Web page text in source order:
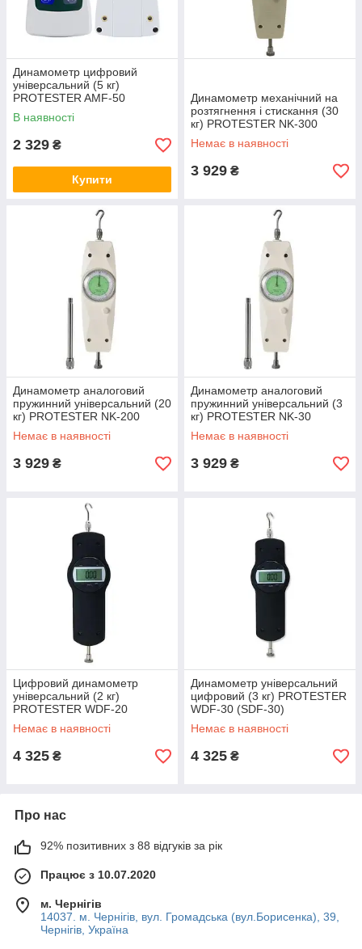
Динамометр цифровий
універсальний (5 кг)
PROTESTER AMF-50
В наявності
2 329 ₴
Купити
Динамометр механічний на
розтягнення і стискання (30
кг) PROTESTER NK-300
Немає в наявності
3 929 ₴
Динамометр аналоговий
пружинний універсальний (20
кг) PROTESTER NK-200
Немає в наявності
3 929 ₴
Динамометр аналоговий
пружинний універсальний (3
кг) PROTESTER NK-30
Немає в наявності
3 929 ₴
Цифровий динамометр
універсальний (2 кг)
PROTESTER WDF-20
Немає в наявності
4 325 ₴
Динамометр універсальний
цифровий (3 кг) PROTESTER
WDF-30 (SDF-30)
Немає в наявності
4 325 ₴
Про нас
92% позитивних з 88 відгуків за рік
Працює з 10.07.2020
м. Чернігів
14037. м. Чернігів, вул. Громадська (вул.Борисенка), 39,
Чернігів, Україна